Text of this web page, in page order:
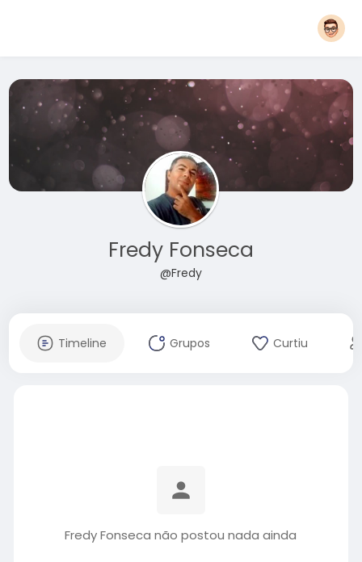
Fredy Fonseca
@Fredy
Timeline Grupos Curtiu
Fredy Fonseca não postou nada ainda